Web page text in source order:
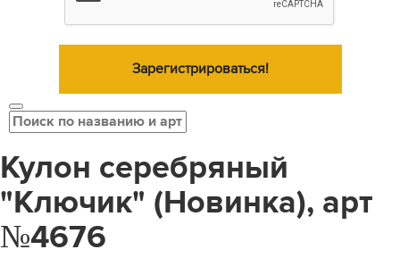
Зарегистрироваться!
Кулон серебряный
"Ключик" (Новинка), арт
№4676